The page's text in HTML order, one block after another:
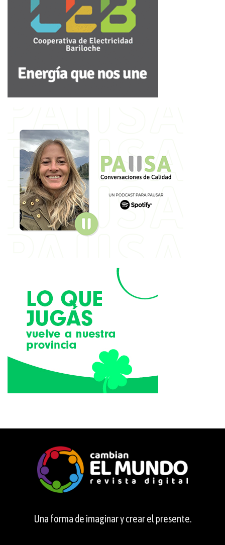
Una forma de imaginar y crear el presente.